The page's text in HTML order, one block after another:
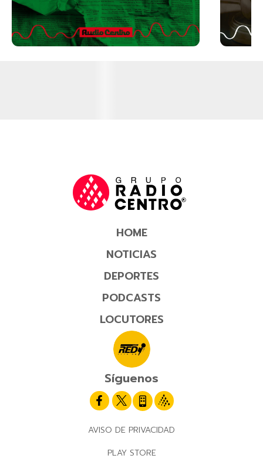
HOME
NOTICIAS
DEPORTES
PODCASTS
LOCUTORES
Síguenos
AVISO DE PRIVACIDAD
PLAY STORE